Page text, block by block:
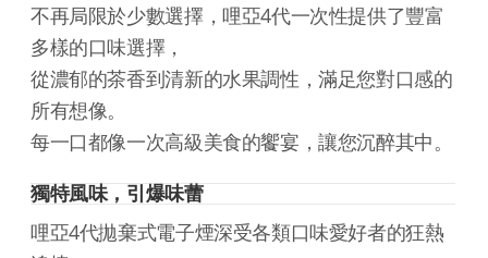
不再局限於少數選擇，哩亞4代一次性提供了豐富
多樣的口味選擇，
從濃郁的茶香到清新的水果調性，滿足您對口感的
所有想像。
每一口都像一次高級美食的饗宴，讓您沉醉其中。
獨特風味，引爆味蕾
哩亞4代拋棄式電子煙深受各類口味愛好者的狂熱